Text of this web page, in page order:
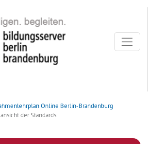
- BrandenburgOnline Berlin-Brandenburg
der Standards